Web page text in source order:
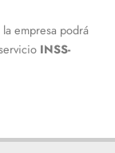
empresa podrá
INSS-